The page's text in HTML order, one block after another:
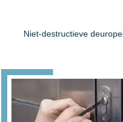
Niet-destructieve